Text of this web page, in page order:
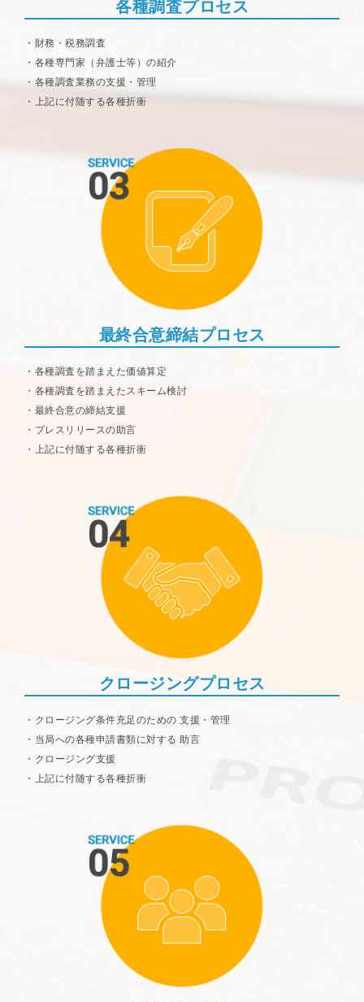
各種調査プロセス
財務・税務調査
各種専門家（弁護士等）の紹介
各種調査業務の支援・管理
上記に付随する各種折衝
最終合意締結プロセス
各種調査を踏まえた価値算定
各種調査を踏まえたスキーム検討
最終合意の締結支援
プレスリリースの助言
上記に付随する各種折衝
クロージングプロセス
クロージング条件充足のための 支援・管理
当局への各種申請書類に対する 助言
クロージング支援
上記に付随する各種折衝